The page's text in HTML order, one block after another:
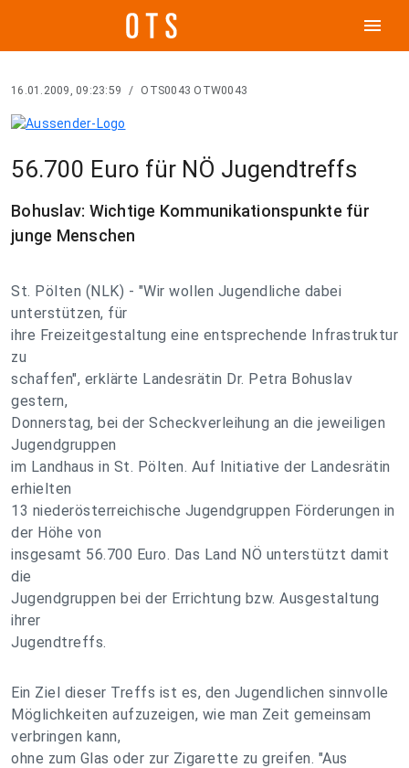
menu
16.01.2009, 09:23:59 / OTS0043 OTW0043
56.700 Euro für NÖ Jugendtreffs
Bohuslav: Wichtige Kommunikationspunkte für
junge Menschen
St. Pölten (NLK) - "Wir wollen Jugendliche dabei
unterstützen, für
ihre Freizeitgestaltung eine entsprechende Infrastruktur
zu
schaffen", erklärte Landesrätin Dr. Petra Bohuslav
gestern,
Donnerstag, bei der Scheckverleihung an die jeweiligen
Jugendgruppen
im Landhaus in St. Pölten. Auf Initiative der Landesrätin
erhielten
13 niederösterreichische Jugendgruppen Förderungen in
der Höhe von
insgesamt 56.700 Euro. Das Land NÖ unterstützt damit
die
Jugendgruppen bei der Errichtung bzw. Ausgestaltung
ihrer
Jugendtreffs.
Ein Ziel dieser Treffs ist es, den Jugendlichen sinnvolle
Möglichkeiten aufzuzeigen, wie man Zeit gemeinsam
verbringen kann,
ohne zum Glas oder zur Zigarette zu greifen. "Aus